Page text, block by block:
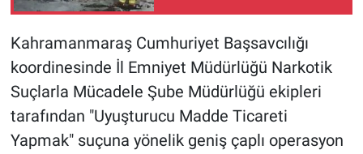
Kahramanmaraş Cumhuriyet Başsavcılığı
koordinesinde İl Emniyet Müdürlüğü Narkotik
Suçlarla Mücadele Şube Müdürlüğü ekipleri
tarafından "Uyuşturucu Madde Ticareti
Yapmak" suçuna yönelik geniş çaplı operasyon